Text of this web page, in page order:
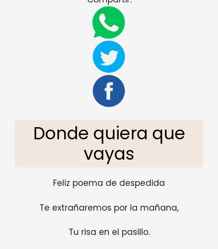
Donde quiera que
vayas
Feliz poema de despedida
Te extrañaremos por la mañana,
Tu risa en el pasillo.